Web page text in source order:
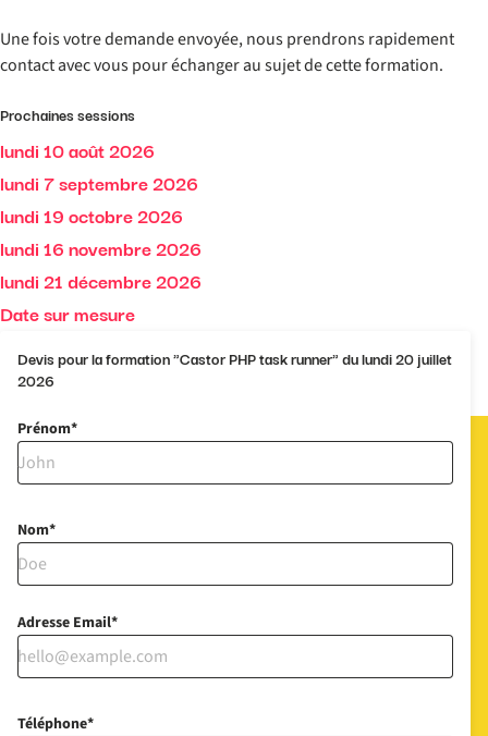
Une fois votre demande envoyée, nous prendrons rapidement
contact avec vous pour échanger au sujet de cette formation.
Prochaines sessions
lundi 10 août 2026
lundi 7 septembre 2026
lundi 19 octobre 2026
lundi 16 novembre 2026
lundi 21 décembre 2026
Date sur mesure
Devis pour la formation "Castor PHP task runner" du lundi 20 juillet
2026
Prénom
Nom
Adresse Email
Téléphone